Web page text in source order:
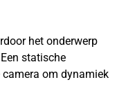
het onderwerp
statische
om dynamiek